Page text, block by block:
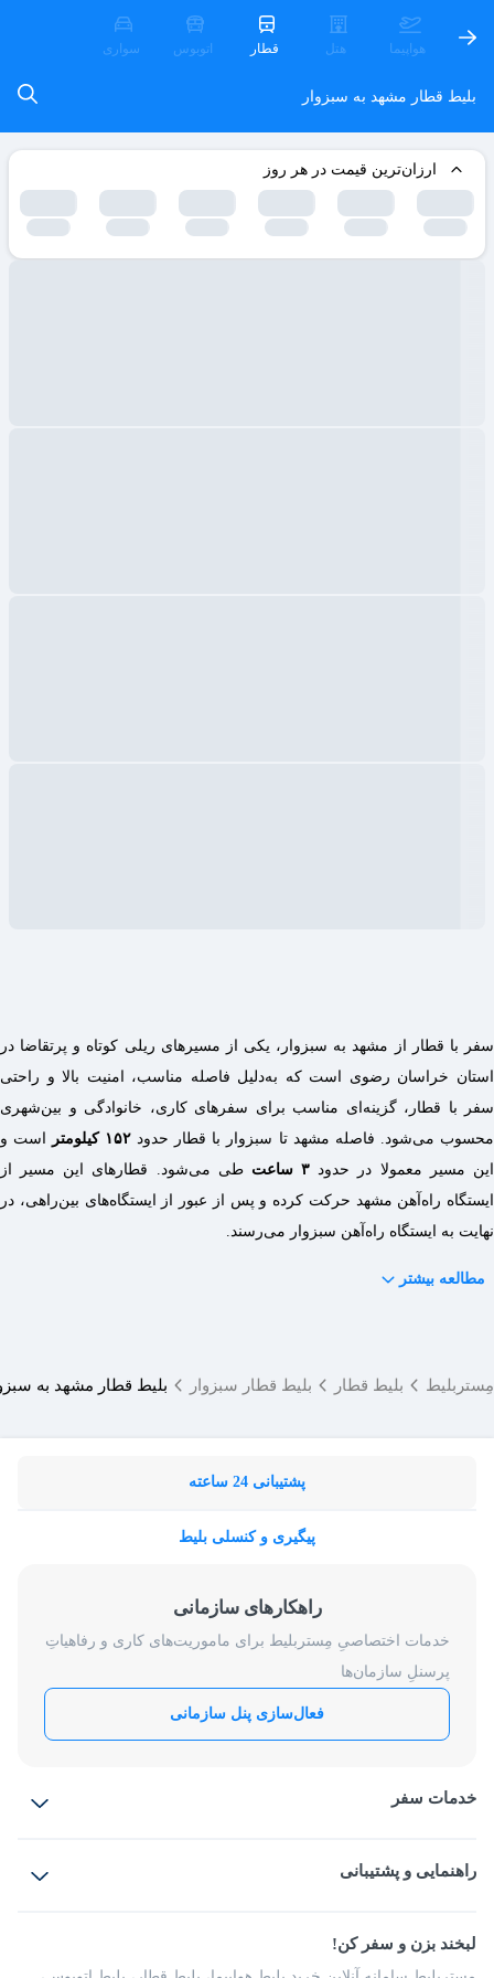
هواپیما هتل قطار اتوبوس سواری
بلیط قطار مشهد به سبزوار
ارزان‌ترین قیمت در هر روز
سفر با قطار از مشهد به سبزوار، یکی از مسیرهای ریلی کوتاه و پرتقاضا در
استان خراسان رضوی است که به‌دلیل فاصله مناسب، امنیت بالا و راحتی
سفر با قطار، گزینه‌ای مناسب برای سفرهای کاری، خانوادگی و بین‌شهری
محسوب می‌شود. فاصله مشهد تا سبزوار با قطار حدود ۱۵۲ کیلومتر
است و
این مسیر معمولا در حدود ۳ ساعت
طی می‌شود. قطارهای این مسیر از
ایستگاه راه‌آهن مشهد حرکت کرده و پس از عبور از ایستگاه‌های بین‌راهی، در
نهایت به ایستگاه راه‌آهن سبزوار می‌رسند.
مطالعه بیشتر
مِستربلیط بلیط قطار بلیط قطار سبزوار بلیط قطار مشهد به
پشتیبانی 24 ساعته
پیگیری و کنسلی بلیط
راهکارهای سازمانی
خدمات اختصاصیِ مِستربلیط برای ماموریت‌های کاری و رفاهیاتِ
پرسنلِ سازمان‌ها
فعال‌سازی پنل سازمانی
خدمات سفر
بلیط قطار
راهنمایی و پشتیبانی
شرایط و مقررات
راهکار سازمانی
فرصت‌های شغلی
لبخند بزن و سفر کن!